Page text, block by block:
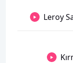
Leroy